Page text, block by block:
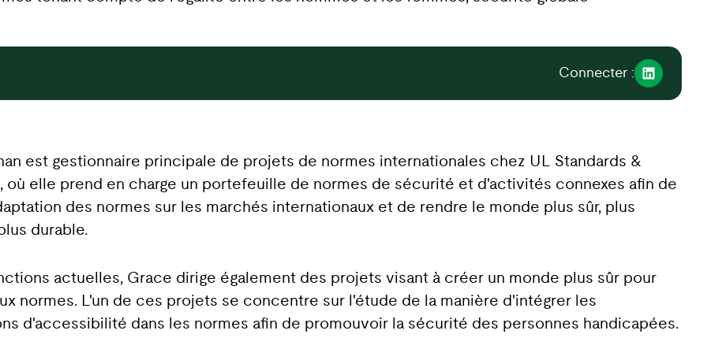
Connecter :
est gestionnaire principale de projets de normes internationales chez UL Standards &
où elle prend en charge un portefeuille de normes de sécurité et d'activités connexes afin de
des normes sur les marchés internationaux et de rendre le monde plus sûr, plus
durable.
actuelles, Grace dirige également des projets visant à créer un monde plus sûr pour
normes. L'un de ces projets se concentre sur l'étude de la manière d'intégrer les
d'accessibilité dans les normes afin de promouvoir la sécurité des personnes handicapées.